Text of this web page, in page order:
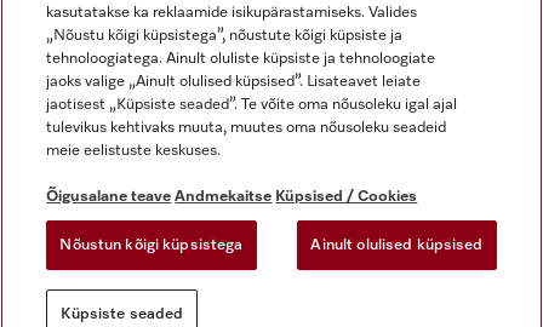
Õigusalane teave
Üldtingimused
Andmekaitse
Kasutustingimused
Digiteenuste seadus
Küpsiste seaded
kasutatakse ka reklaamide isikupärastamiseks. Valides
„Nõustu kõigi küpsistega”, nõustute kõigi küpsiste ja
tehnoloogiatega. Ainult oluliste küpsiste ja tehnoloogiate
jaoks valige „Ainult olulised küpsised”. Lisateavet leiate
jaotisest „Küpsiste seaded”. Te võite oma nõusoleku igal ajal
tulevikus kehtivaks muuta, muutes oma nõusoleku seadeid
meie eelistuste keskuses.
Õigusalane teave Andmekaitse Küpsised / Cookies
Nõustun kõigi küpsistega Ainult olulised küpsised
Küpsiste seaded